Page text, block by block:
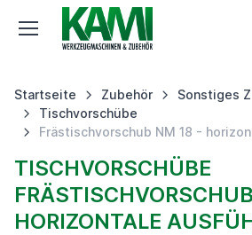
Startseite Zubehör
Sonstiges
Tischvorschübe
Frästischvorschub NM 18 -
TISCHVORSCHÜBE
HORIZONTALE